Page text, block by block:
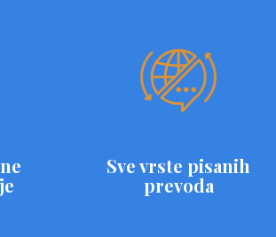
Sve vrste pisanih
prevoda